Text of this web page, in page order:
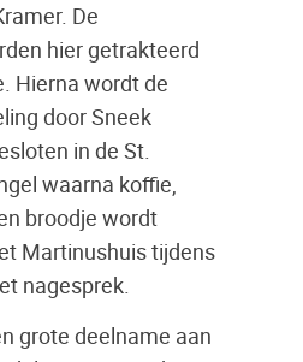
De
hier getrakteerd
Hierna wordt de
door Sneek
in de St.
waarna koffie,
broodje wordt
Martinushuis tijdens
nagesprek.
grote deelname aan